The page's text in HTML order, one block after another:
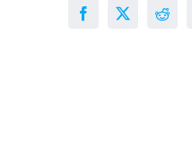
Facebook
X